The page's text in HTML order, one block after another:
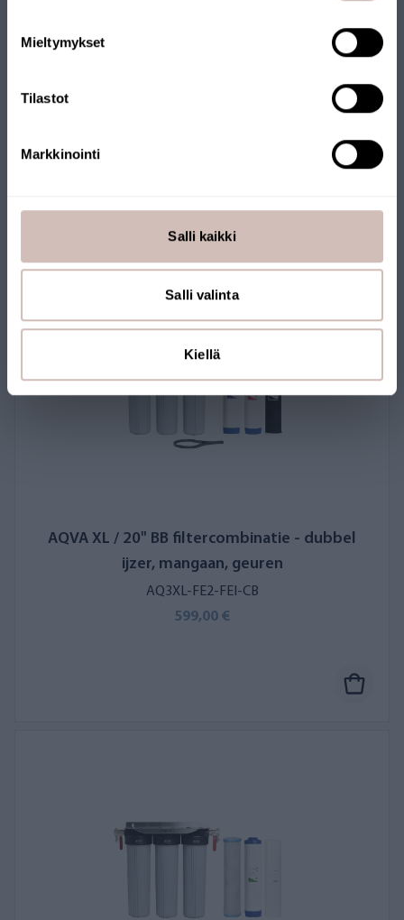
Mieltymykset
Tilastot
Markkinointi
Salli kaikki
Salli valinta
Kiellä
AQVA L filtercombinatie - mangaan, ijzer
AQVA XL / 20" BB filtercombinatie - dubbel
ijzer, mangaan, geuren
AQ3XL-FE2-FEI-CB
599,00 €